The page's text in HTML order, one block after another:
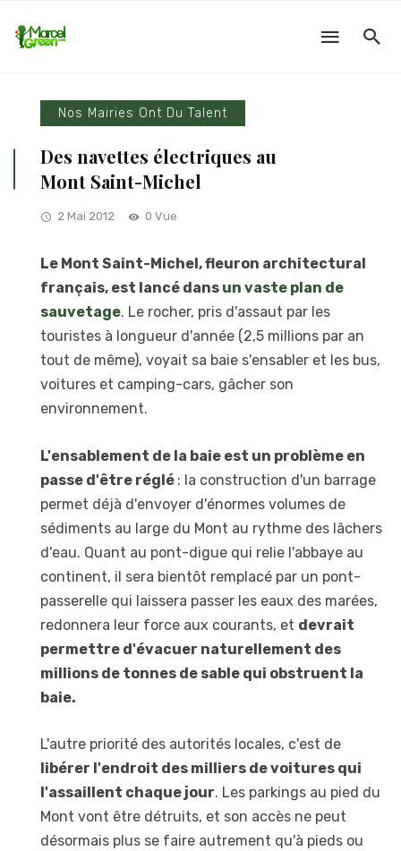
Nos Mairies Ont Du Talent
Des navettes électriques au
Mont Saint-Michel
2 Mai 2012 0 Vue
Le Mont Saint-Michel, fleuron architectural
français, est lancé dans un vaste plan de
sauvetage. Le rocher, pris d'assaut par les
touristes à longueur d'année (2,5 millions par an
tout de même), voyait sa baie s'ensabler et les bus,
voitures et camping-cars, gâcher son
environnement.
L'ensablement de la baie est un problème en
passe d'être réglé : la construction d'un barrage
permet déjà d'envoyer d'énormes volumes de
sédiments au large du Mont au rythme des lâchers
d'eau. Quant au pont-digue qui relie l'abbaye au
continent, il sera bientôt remplacé par un pont-
passerelle qui laissera passer les eaux des marées,
redonnera leur force aux courants, et devrait
permettre d'évacuer naturellement des
millions de tonnes de sable qui obstruent la
baie.
L'autre priorité des autorités locales, c'est de
libérer l'endroit des milliers de voitures qui
l'assaillent chaque jour. Les parkings au pied du
Mont vont être détruits, et son accès ne peut
désormais plus se faire autrement qu'à pieds ou